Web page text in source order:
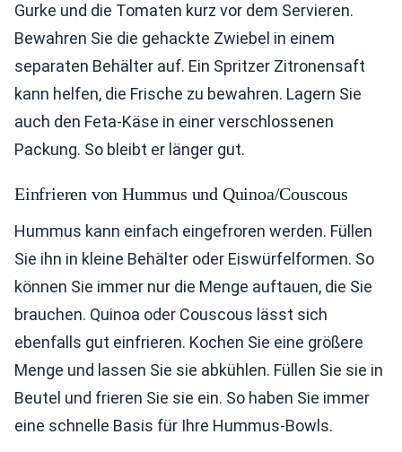
Gurke und die Tomaten kurz vor dem Servieren.
Bewahren Sie die gehackte Zwiebel in einem
separaten Behälter auf. Ein Spritzer Zitronensaft
kann helfen, die Frische zu bewahren. Lagern Sie
auch den Feta-Käse in einer verschlossenen
Packung. So bleibt er länger gut.
Einfrieren von Hummus und Quinoa/Couscous
Hummus kann einfach eingefroren werden. Füllen
Sie ihn in kleine Behälter oder Eiswürfelformen. So
können Sie immer nur die Menge auftauen, die Sie
brauchen. Quinoa oder Couscous lässt sich
ebenfalls gut einfrieren. Kochen Sie eine größere
Menge und lassen Sie sie abkühlen. Füllen Sie sie in
Beutel und frieren Sie sie ein. So haben Sie immer
eine schnelle Basis für Ihre Hummus-Bowls.